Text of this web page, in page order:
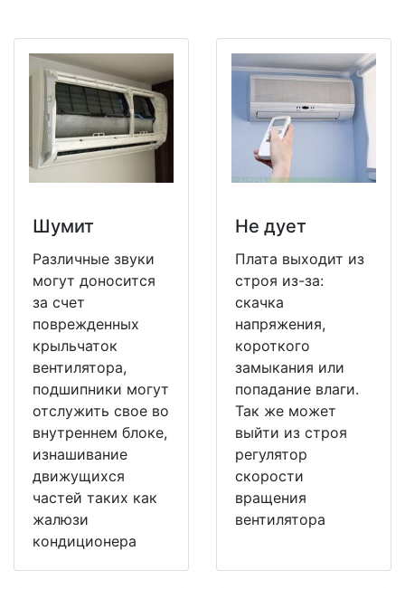
Шумит
Различные звуки
могут доносится
за счет
поврежденных
крыльчаток
вентилятора,
подшипники могут
отслужить свое во
внутреннем блоке,
изнашивание
движущихся
частей таких как
жалюзи
кондиционера
Не дует
Плата выходит из
строя из-за:
скачка
напряжения,
короткого
замыкания или
попадание влаги.
Так же может
выйти из строя
регулятор
скорости
вращения
вентилятора